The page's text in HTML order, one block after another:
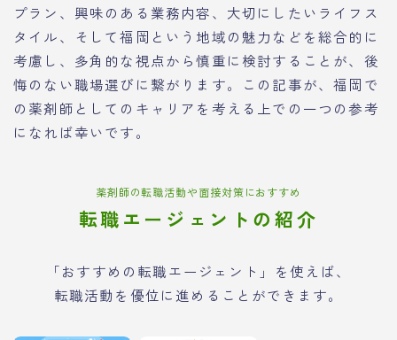
プラン、興味のある業務内容、大切にしたいライフス
タイル、そして福岡という地域の魅力などを総合的に
考慮し、多角的な視点から慎重に検討することが、後
悔のない職場選びに繋がります。この記事が、福岡で
の薬剤師としてのキャリアを考える上での一つの参考
になれば幸いです。
薬剤師の転職活動や面接対策におすすめ
転職エージェントの紹介
「おすすめの転職エージェント」を使えば、
転職活動を優位に進めることができます。